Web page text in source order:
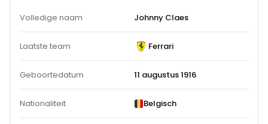
Volledige naam Johnny Claes
Laatste team Ferrari
Geboortedatum 11 augustus 1916
Nationaliteit Belgisch